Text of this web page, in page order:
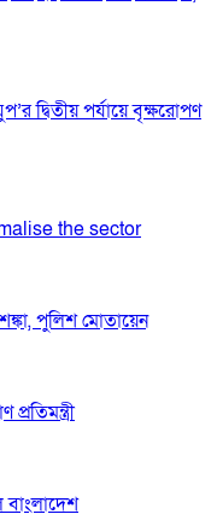
দ্বিতীয় পর্যায়ে বৃক্ষরোপণ
the sector
পুলিশ মোতায়েন